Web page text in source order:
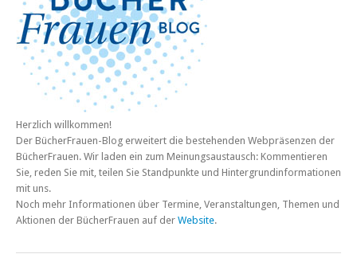
Herzlich willkommen!
Der BücherFrauen-Blog erweitert die bestehenden Webpräsenzen der
BücherFrauen. Wir laden ein zum Meinungsaustausch: Kommentieren
Sie, reden Sie mit, teilen Sie Standpunkte und Hintergrundinformationen
mit uns.
Noch mehr Informationen über Termine, Veranstaltungen, Themen und
Aktionen der BücherFrauen auf der Website.